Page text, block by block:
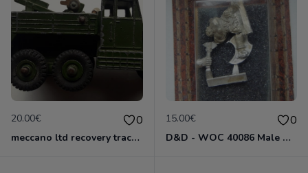
20.00€ 0
meccano ltd recovery tractor N°661
15.00€ 0
D&D - WOC 40086 Male Dwarven Cleric Miniature - Donjons Dragons